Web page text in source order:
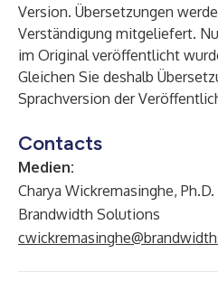
Version. Übersetzungen
Verständigung mitgeliefert.
im Original veröffentlicht
Gleichen Sie deshalb
Sprachversion der
Contacts
Medien:
Charya Wickremasinghe, Ph.D.
Brandwidth Solutions